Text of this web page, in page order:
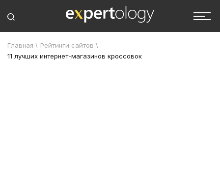
Главная \ Рейтинги сайтов \
11 лучших интернет-магазинов кроссовок